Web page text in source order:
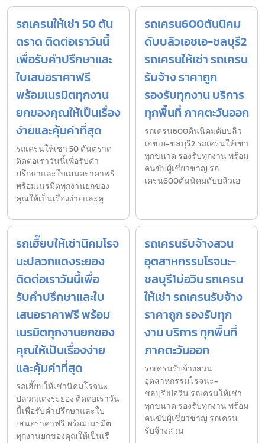
รถเครนให้เช่า 50 ตัน
ตราด ติดต่อเราวันนี้
เพื่อรับคำปรึกษาและ
ใบเสนอราคาฟรี
พร้อมเนรมิตทุกงาน
ยกของคุณให้เป็นเรื่อง
ง่ายและคุ้มค่าที่สุด
รถเครนให้เช่า 50 ตันตราด
ติดต่อเราวันนี้เพื่อรับคำ
ปรึกษาและใบเสนอราคาฟรี
พร้อมเนรมิตทุกงานยกของ
คุณให้เป็นเรื่องง่ายและคุ
รถเครน600ตันนิคม
ดับบลิวเอชเอ-ชลบุรี2
รถเครนให้เช่า รถเครน
รับจ้าง ราคาถูก
รองรับทุกงาน บริการ
ทุกพื้นที่ ภาคตะวันออก
รถเครน600ตันนิคมดับบลิว
เอชเอ-ชลบุรี2 รถเครนให้เช่า
ทุกขนาด รองรับทุกงาน พร้อม
คนขับผู้เชี่ยวชาญ รถ
เครน600ตันนิคมดับบลิวเอ
รถเฮี๊ยบให้เช่านิคมโรจ
นะปลวกแดงระยอง
ติดต่อเราวันนี้เพื่อ
รับคำปรึกษาและใบ
เสนอราคาฟรี พร้อม
เนรมิตทุกงานยกของ
คุณให้เป็นเรื่องง่าย
และคุ้มค่าที่สุด
รถเฮี๊ยบให้เช่านิคมโรจนะ
ปลวกแดงระยอง ติดต่อเราวัน
นี้เพื่อรับคำปรึกษาและใบ
เสนอราคาฟรี พร้อมเนรมิต
ทุกงานยกของคุณให้เป็นเรื
รถเครนรับจ้างสวน
อุตสาหกรรมโรจนะ-
ชลบุรี1บ่อวิน รถเครน
ให้เช่า รถเครนรับจ้าง
ราคาถูก รองรับทุก
งาน บริการ ทุกพื้นที่
ภาคตะวันออก
รถเครนรับจ้างสวน
อุตสาหกรรมโรจนะ-
ชลบุรี1บ่อวิน รถเครนให้เช่า
ทุกขนาด รองรับทุกงาน พร้อม
คนขับผู้เชี่ยวชาญ รถเครน
รับจ้างสวน